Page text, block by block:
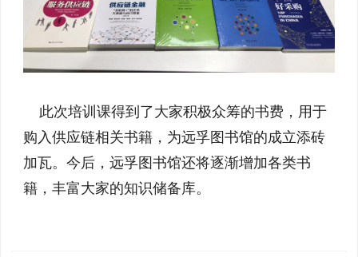
此次培训课得到了大家积极众筹的书费，用于
购入供应链相关书籍，为远孚图书馆的成立添砖
加瓦。今后，远孚图书馆还将逐渐增加各类书
籍，丰富大家的知识储备库。